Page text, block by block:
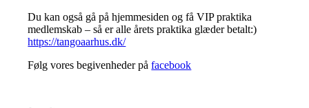
Du kan også gå på hjemmesiden og få VIP praktika
medlemskab – så er alle årets praktika glæder betalt:)
https://tangoaarhus.dk/
Følg vores begivenheder påfacebook